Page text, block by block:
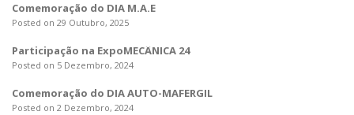
Comemoração do DIA M.A.E
Posted on 29 Outubro, 2025
Participação na ExpoMECÂNICA 24
Posted on 5 Dezembro, 2024
Comemoração do DIA AUTO-MAFERGIL
Posted on 2 Dezembro, 2024